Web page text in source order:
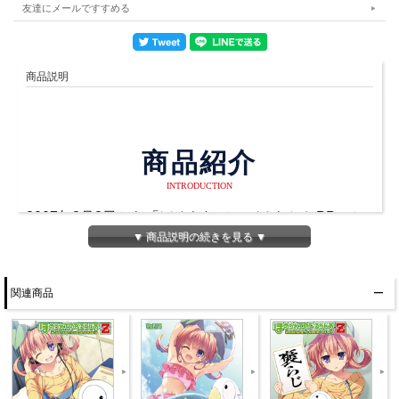
友達にメールですすめる
商品説明
商品紹介
INTRODUCTION
2007年3月8日から「ほめられてのびるらじおPP」と
して始まり、
り、
そして、2019年10月3日に最終回を迎えるラストスパ
ートに入った「ほめらじ」です！
ジャケットももちろん描き下ろしです！
▼ 商品説明の続きを見る ▼
関連商品